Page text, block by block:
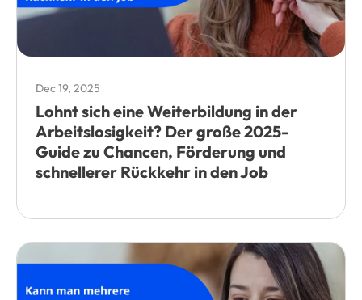
Dec 19, 2025
Lohnt sich eine Weiterbildung in der
Arbeitslosigkeit? Der große 2025-
Guide zu Chancen, Förderung und
schnellerer Rückkehr in den Job